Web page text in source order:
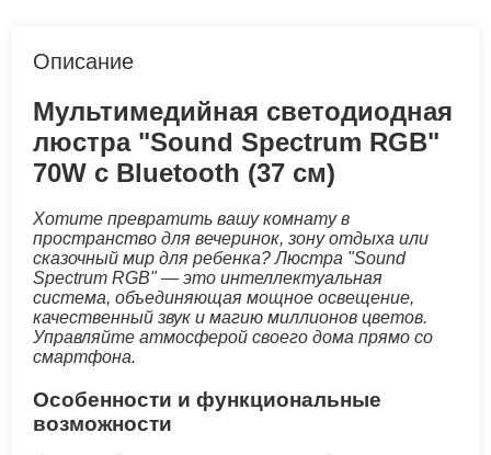
Описание
Мультимедийная светодиодная
люстра "Sound Spectrum RGB"
70W с Bluetooth (37 см)
Хотите превратить вашу комнату в
пространство для вечеринок, зону отдыха или
сказочный мир для ребенка? Люстра "Sound
Spectrum RGB" — это интеллектуальная
система, объединяющая мощное освещение,
качественный звук и магию миллионов цветов.
Управляйте атмосферой своего дома прямо со
смартфона.
Особенности и функциональные
возможности